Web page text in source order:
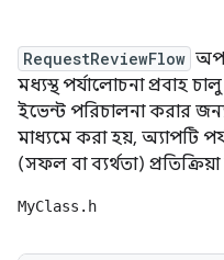
RequestReviewFlow
মধ্যস্থ পর্যালোচনা প্রবাহ
ইভেন্ট পরিচালনা করার
মাধ্যমে করা হয়, অ্যাপটি
(সফল বা ব্যর্থতা)
MyClass.h